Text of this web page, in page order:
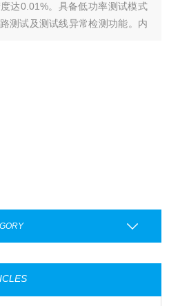
达0.01%。具备低功率测试模式
测试及测试线异常检测功能。内
电阻批量分选、分流器精确测试